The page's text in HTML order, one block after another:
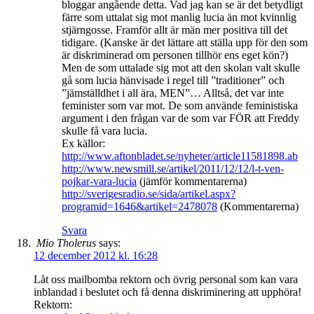
bloggar angående detta. Vad jag kan se är det betydligt
färre som uttalat sig mot manlig lucia än mot kvinnlig
stjärngosse. Framför allt är män mer positiva till det
tidigare. (Kanske är det lättare att ställa upp för den som
är diskriminerad om personen tillhör ens eget kön?)
Men de som uttalade sig mot att den skolan valt skulle
gå som lucia hänvisade i regel till ”traditioner” och
”jämställdhet i all ära, MEN”… Alltså, det var inte
feminister som var mot. De som använde feministiska
argument i den frågan var de som var FÖR att Freddy
skulle få vara lucia.
Ex källor:
http://www.aftonbladet.se/nyheter/article11581898.ab
http://www.newsmill.se/artikel/2011/12/12/l-t-ven-
pojkar-vara-lucia (jämför kommentarerna)
http://sverigesradio.se/sida/artikel.aspx?
programid=1646&artikel=2478078 (Kommentarerna)
Svara
Mio Tholerus says:
12 december 2012 kl. 16:28
Låt oss mailbomba rektorn och övrig personal som kan vara
inblandad i beslutet och få denna diskriminering att upphöra!
Rektorn: